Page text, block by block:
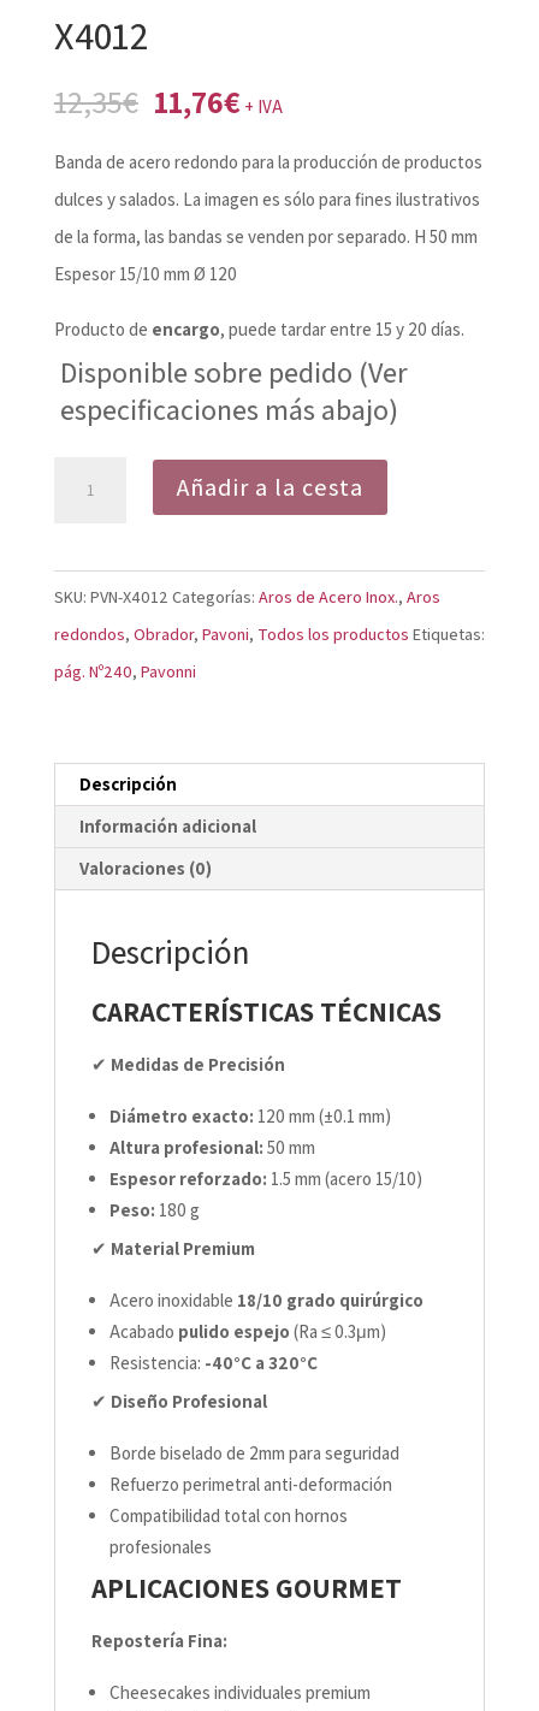
X4012
12,35€ El
original
era:
12,35€.
11,76€El
actual
es:
11,76€.
+ IVA
Banda de acero redondo para la producción de productos
dulces y salados. La imagen es sólo para fines ilustrativos
de la forma, las bandas se venden por separado. H 50 mm
Espesor 15/10 mm Ø 120
Producto de encargo, puede tardar entre 15 y 20 días.
Disponible sobre pedido (Ver
especificaciones más abajo)
Acero
Inoxidable
Profesional
Añadir a la cesta
SKU: PVN-X4012 Categorías: Aros de Acero Inox., Aros
redondos, Obrador, Pavoni, Todos los productos Etiquetas:
pág. Nº240, Pavonni
Descripción
Información adicional
Valoraciones (0)
Descripción
CARACTERÍSTICAS TÉCNICAS
✔ Medidas de Precisión
Diámetro exacto: 120 mm (±0.1 mm)
Altura profesional: 50 mm
Espesor reforzado: 1.5 mm (acero 15/10)
Peso: 180 g
✔ Material Premium
Acero inoxidable 18/10 grado quirúrgico
Acabado pulido espejo (Ra ≤ 0.3μm)
Resistencia: -40°C a 320°C
✔ Diseño Profesional
Borde biselado de 2mm para seguridad
Refuerzo perimetral anti-deformación
Compatibilidad total con hornos
profesionales
APLICACIONES GOURMET
Repostería Fina:
Cheesecakes individuales premium